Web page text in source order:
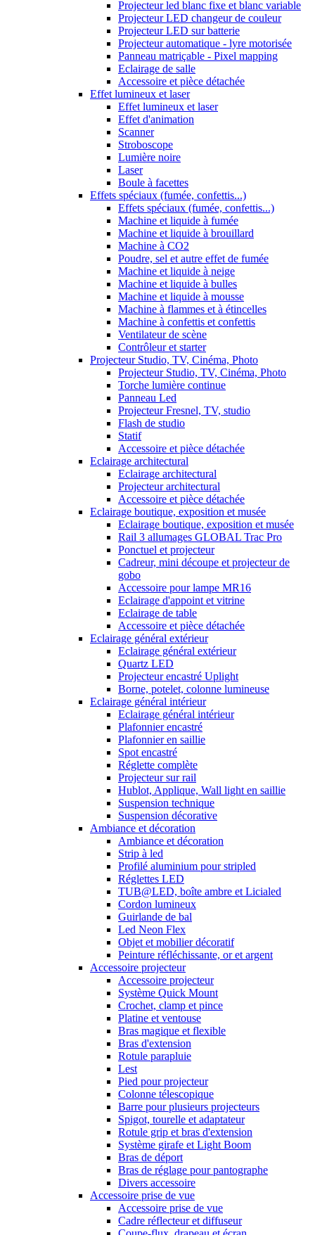
Projecteur led blanc fixe et blanc variable
Projecteur LED changeur de couleur
Projecteur LED sur batterie
Projecteur automatique - lyre motorisée
Panneau matriçable - Pixel mapping
Eclairage de salle
Accessoire et pièce détachée
Effet lumineux et laser
Effet lumineux et laser
Effet d'animation
Scanner
Stroboscope
Lumière noire
Laser
Boule à facettes
Effets spéciaux (fumée, confettis...)
Effets spéciaux (fumée, confettis...)
Machine et liquide à fumée
Machine et liquide à brouillard
Machine à CO2
Poudre, sel et autre effet de fumée
Machine et liquide à neige
Machine et liquide à bulles
Machine et liquide à mousse
Machine à flammes et à étincelles
Machine à confettis et confettis
Ventilateur de scène
Contrôleur et starter
Projecteur Studio, TV, Cinéma, Photo
Projecteur Studio, TV, Cinéma, Photo
Torche lumière continue
Panneau Led
Projecteur Fresnel, TV, studio
Flash de studio
Statif
Accessoire et pièce détachée
Eclairage architectural
Eclairage architectural
Projecteur architectural
Accessoire et pièce détachée
Eclairage boutique, exposition et musée
Eclairage boutique, exposition et musée
Rail 3 allumages GLOBAL Trac Pro
Ponctuel et projecteur
Cadreur, mini découpe et projecteur de
gobo
Accessoire pour lampe MR16
Eclairage d'appoint et vitrine
Eclairage de table
Accessoire et pièce détachée
Eclairage général extérieur
Eclairage général extérieur
Quartz LED
Projecteur encastré Uplight
Borne, potelet, colonne lumineuse
Eclairage général intérieur
Eclairage général intérieur
Plafonnier encastré
Plafonnier en saillie
Spot encastré
Réglette complète
Projecteur sur rail
Hublot, Applique, Wall light en saillie
Suspension technique
Suspension décorative
Ambiance et décoration
Ambiance et décoration
Strip à led
Profilé aluminium pour stripled
Réglettes LED
TUB@LED, boîte ambre et Licialed
Cordon lumineux
Guirlande de bal
Led Neon Flex
Objet et mobilier décoratif
Peinture réfléchissante, or et argent
Accessoire projecteur
Accessoire projecteur
Système Quick Mount
Crochet, clamp et pince
Platine et ventouse
Bras magique et flexible
Bras d'extension
Rotule parapluie
Lest
Pied pour projecteur
Colonne télescopique
Barre pour plusieurs projecteurs
Spigot, tourelle et adaptateur
Rotule grip et bras d'extension
Système girafe et Light Boom
Bras de déport
Bras de réglage pour pantographe
Divers accessoire
Accessoire prise de vue
Accessoire prise de vue
Cadre réflecteur et diffuseur